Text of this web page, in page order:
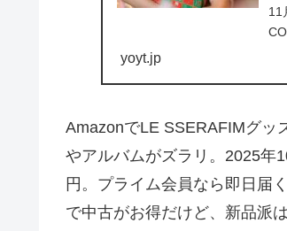
11
yoyt.jp
AmazonでLE SSERAFIMグッ
やアルバムがズラリ。2025年
円。プライム会員なら即日届
で中古がお得だけど、新品派